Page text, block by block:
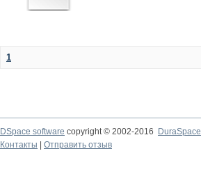
1
DSpace software copyright © 2002-2016
DuraSpace
Контакты
Отправить отзыв